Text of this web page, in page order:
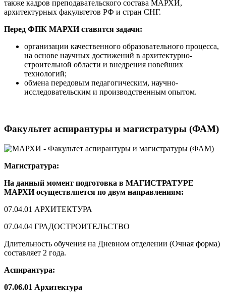
также кадров преподавательского состава МАРХИ,
архитектурных факультетов РФ и стран СНГ.
Перед ФПК МАРХИ ставятся задачи:
организации качественного образовательного процесса,
на основе научных достижений в архитектурно-
строительной области и внедрения новейших
технологий;
обмена передовым педагогическим, научно-
исследовательским и производственным опытом.
Факультет аспирантуры и магистратуры (ФАМ)
Магистратура:
На данный момент подготовка в МАГИСТРАТУРЕ
МАРХИ осуществляется по двум направлениям:
07.04.01 АРХИТЕКТУРА
07.04.04 ГРАДОСТРОИТЕЛЬСТВО
Длительность обучения на Дневном отделении (Очная форма)
составляет 2 года.
Аспирантура:
07.06.01 Архитектура